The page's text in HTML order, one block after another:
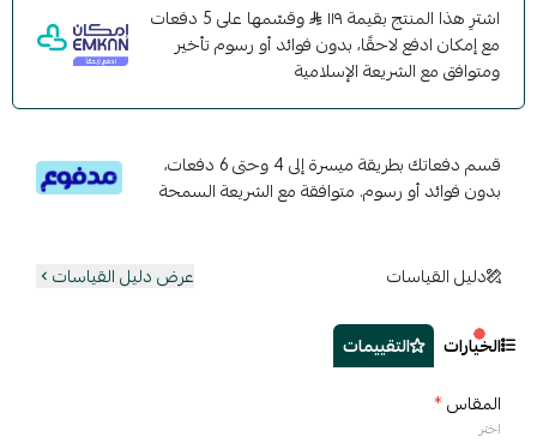
اشترِ هذا المنتج بقيمة ١١٩
وقسّمها على 5 دفعات
مع إمكان ادفع لاحقًا، بدون فوائد أو رسوم تأخير
ومتوافق مع الشريعة الإسلامية
قسم دفعاتك بطريقة ميسرة إلى 4 وحتى 6 دفعات،
بدون فوائد أو رسوم. متوافقة مع الشريعة السمحة
دليل القياسات عرض دليل القياسات
الخيارات
التقييمات
المقاس*
اختر